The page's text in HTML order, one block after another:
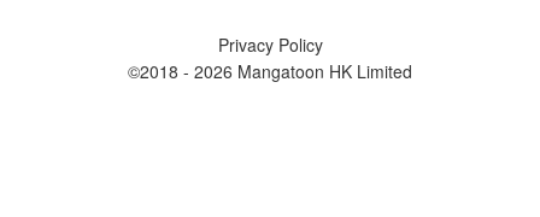
Privacy Policy
©2018 - 2026 Mangatoon HK Limited